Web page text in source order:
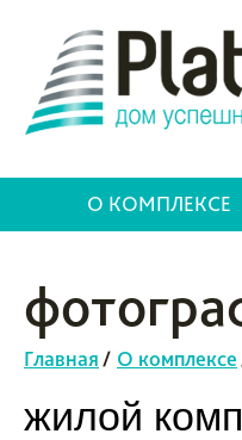
О КОМПЛЕКСЕ
Главная / О комплексе
жилой